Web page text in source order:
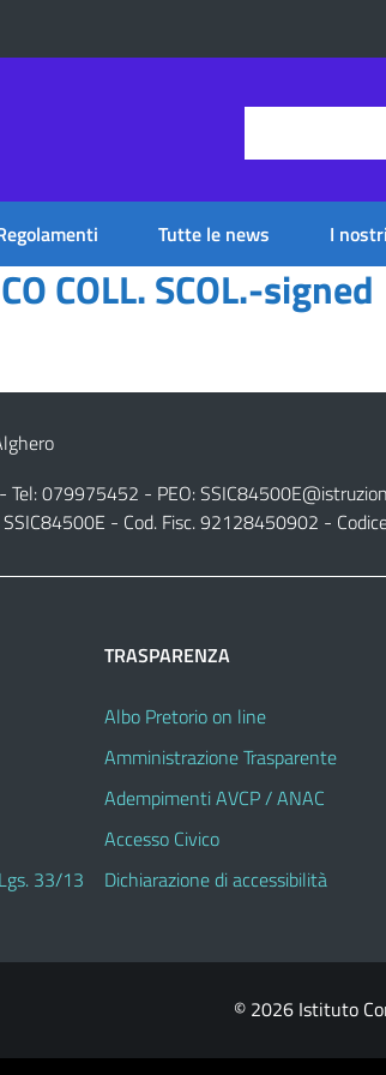
Tutte le news I
COLL. SCOL.-signed
Tel: 079975452 - PEO:
- Cod. Fisc. 92128450902 -
33/13
TRASPARENZA
Albo Pretorio on line
Amministrazione Trasparente
Adempimenti AVCP / ANAC
Accesso Civico
Dichiarazione di accessibilità
© 2026 Istituto